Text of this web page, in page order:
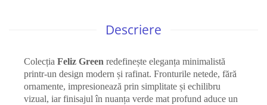
Descriere
Colecția Feliz Green redefinește eleganța minimalistă
printr-un design modern și rafinat. Fronturile netede, fără
ornamente, impresionează prin simplitate și echilibru
vizual, iar finisajul în nuanța verde mat profund aduce un